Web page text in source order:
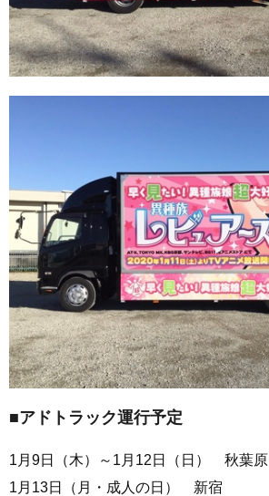
■アドトラック運行予定
1月9日（木）～1月12日（日） 秋葉原
1月13日（月・成人の日） 新宿